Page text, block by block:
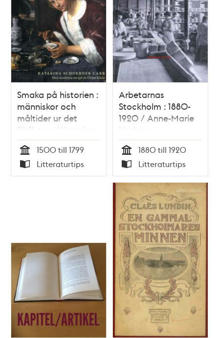
Smaka på historien :
människor och
måltider ur det
förflutna / Katarina
Schoerner Carr
Tid
1500 till 1799
Typ
Litteraturtips
Arbetarnas
Stockholm : 1880-
1920 / Anne-Marie
Lindgren
Tid
1880 till 1920
Typ
Litteraturtips